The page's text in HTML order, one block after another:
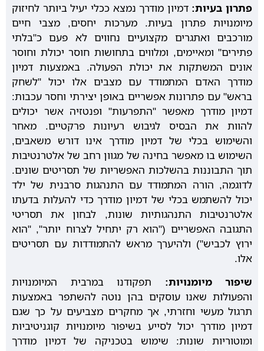
פתרון בעיות: דמיון מודרך נמצא ככלי יעיל ביותר לחיזוק
מיומנויות פתרון בעיות. מערכות יחסים, מצבי חיים
מורכבים ואתגרים מקצועיים נחווים לא פעם כ"בלתי
פתירים" ומאיימים, ומלווים בתחושות חוסר יכולת וחוסר
אונים המשתקות את יכולת הפעולה. באמצעות דמיון
מודרך האדם המתמודד עם מצבים אלו יכול "לשחק
בראש" עם פתרונות אפשריים באופן יצירתי וחסר עכבות:
דמיון מודרך מאפשר "התפרעות" ופנטזיה אשר יכולים
להוות את הבסיס לגיבוש רעיונות פרקטיים. מאחר
והשימוש בכלי של דמיון מודרך אינו דורש משאבים,
השימוש בו מאפשר בחינה של מגוון רחב של אלטרנטיבות
תוך התבוננות בהשלכות האפשריות של תסריטים שונים.
לדוגמה, הורה המתמודד עם התנהגות סרבנית של ילד
יכול להשתמש בכלי של דמיון מודרך כדי להעלות בדעתו
אלטרנטיבות התנהגותיות שונות, לבחון את תסריטי
התגובה האפשריים ("הוא רק יתחיל לצרוח יותר", "הוא
ירוץ לכביש") ולהיערך מראש להתמודדות עם תסריטים
אלו.
שיפור מיומנויות: תפקודנו במרבית המיומנויות
והפעולות שאנו עוסקים בהן נוטה להשתפר באמצעות
תרגול מעשי וחזרתי, אך מחקרים מצביעים על כך שגם
דמיון מודרך יכול לסייע בשיפור מיומנויות קוגניטיביות
ומוטוריות שונות: שימוש בטכניקה של דמיון מודרך